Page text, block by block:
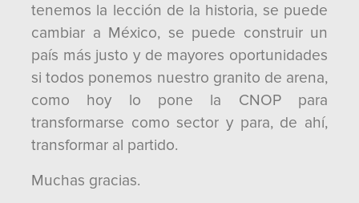
tenemos la lección de la historia, se puede
cambiar a México, se puede construir un
país más justo y de mayores oportunidades
si todos ponemos nuestro granito de arena,
como hoy lo pone la CNOP para
transformarse como sector y para, de ahí,
transformar al partido.
Muchas gracias.